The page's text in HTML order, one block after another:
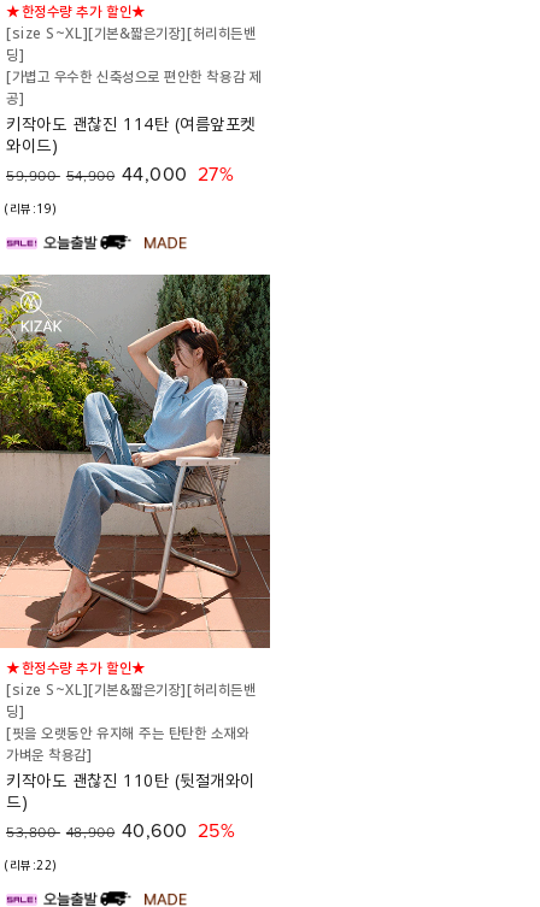
★한정수량 추가 할인★
[size S~XL][기본&짧은기장][허리히든밴
딩]
[가볍고 우수한 신축성으로 편안한 착용감 제
공]
키작아도 괜찮진 114탄 (여름앞포켓
와이드)
59,900 54,900 44,000 27%
(리뷰:19)
★한정수량 추가 할인★
[size S~XL][기본&짧은기장][허리히든밴
딩]
[핏을 오랫동안 유지해 주는 탄탄한 소재와
가벼운 착용감]
키작아도 괜찮진 110탄 (뒷절개와이
드)
53,800 48,900 40,600 25%
(리뷰:22)